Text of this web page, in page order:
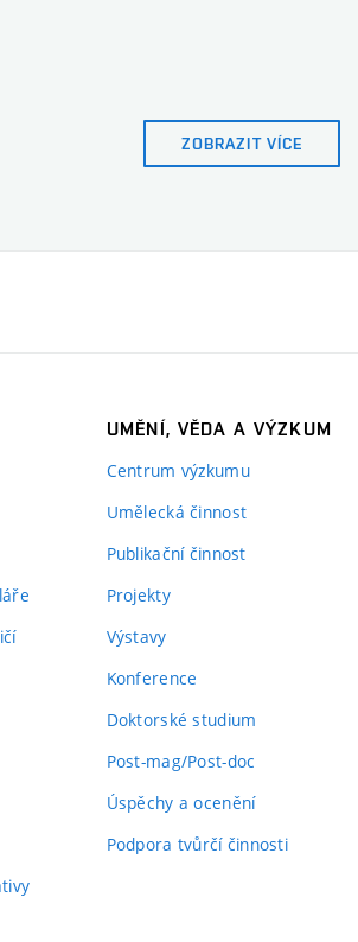
ZOBRAZIT VÍCE
UMĚNÍ, VĚDA A VÝZKUM
Centrum výzkumu
Umělecká činnost
Publikační činnost
Projekty
Výstavy
Konference
Doktorské studium
Post-mag/Post-doc
Úspěchy a ocenění
Podpora tvůrčí činnosti